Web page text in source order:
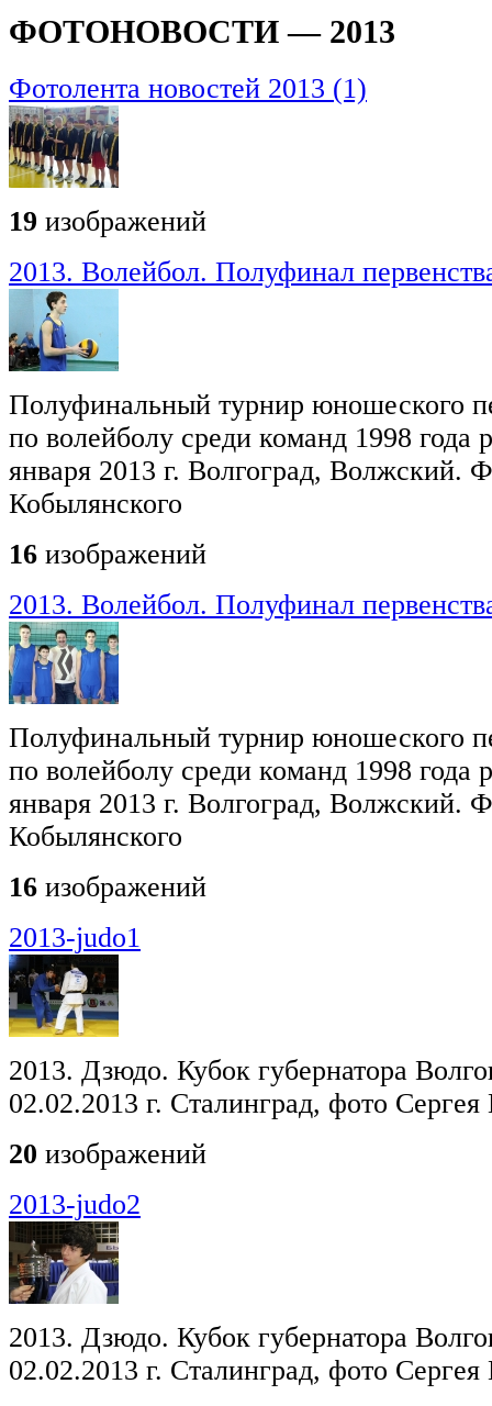
ФОТОНОВОСТИ — 2013
Фотолента новостей 2013 (1)
19 изображений
2013. Волейбол. Полуфинал
Полуфинальный турнир юношеского
по волейболу среди команд 1998 года
января 2013 г. Волгоград, Волжский.
Кобылянского
16 изображений
2013. Волейбол. Полуфинал
Полуфинальный турнир юношеского
по волейболу среди команд 1998 года
января 2013 г. Волгоград, Волжский.
Кобылянского
16 изображений
2013-judo1
2013. Дзюдо. Кубок губернатора
02.02.2013 г. Сталинград, фото Сергея
20 изображений
2013-judo2
2013. Дзюдо. Кубок губернатора
02.02.2013 г. Сталинград, фото Сергея